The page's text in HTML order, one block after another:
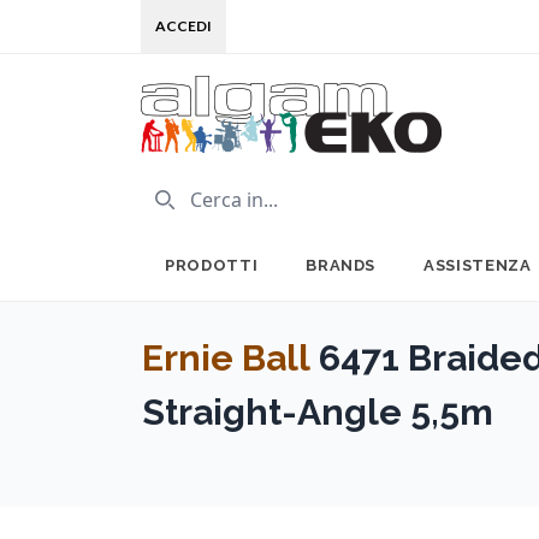
ACCEDI
PRODOTTI BRANDS ASSISTENZA
Ernie Ball 6471
Straight-Angle 5,5m